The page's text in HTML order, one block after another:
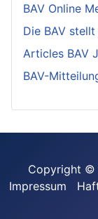
BAV Online
Die BAV
Articles BAV
BAV-
Copyright ©
Impressum